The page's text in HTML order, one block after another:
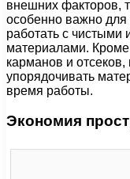
внешних факторов,
особенно важно
работать с чистыми
материалами. Кроме
карманов и
упорядочивать
время работы.
Экономия